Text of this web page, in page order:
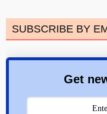
SUBSCRIBE BY
Get